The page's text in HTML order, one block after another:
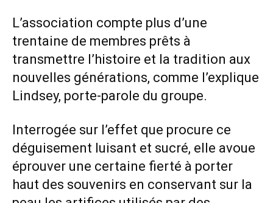
L’association compte plus d’une
trentaine de membres prêts à
transmettre l’histoire et la tradition aux
nouvelles générations, comme l’explique
Lindsey, porte-parole du groupe.
Interrogée sur l’effet que procure ce
déguisement luisant et sucré, elle avoue
éprouver une certaine fierté à porter
haut des souvenirs en conservant sur la